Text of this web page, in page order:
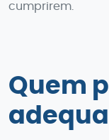
cumprirem.
Quem